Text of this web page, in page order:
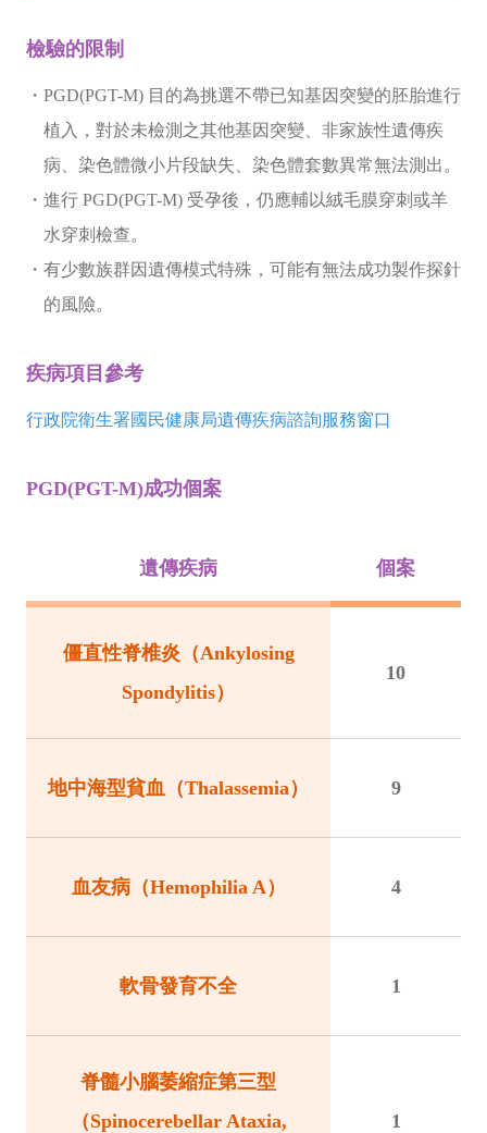
檢驗的限制
・PGD(PGT-M) 目的為挑選不帶已知基因突變的胚胎進行
植入，對於未檢測之其他基因突變、非家族性遺傳疾
病、染色體微小片段缺失、染色體套數異常無法測出。
・進行 PGD(PGT-M) 受孕後，仍應輔以絨毛膜穿刺或羊
水穿刺檢查。
・有少數族群因遺傳模式特殊，可能有無法成功製作探針
的風險。
疾病項目參考
行政院衛生署國民健康局遺傳疾病諮詢服務窗口
PGD(PGT-M)成功個案
遺傳疾病 個案
僵直性脊椎炎（Ankylosing
Spondylitis）
10
地中海型貧血（Thalassemia） 9
血友病（Hemophilia A） 4
軟骨發育不全 1
脊髓小腦萎縮症第三型
（Spinocerebellar Ataxia,
1